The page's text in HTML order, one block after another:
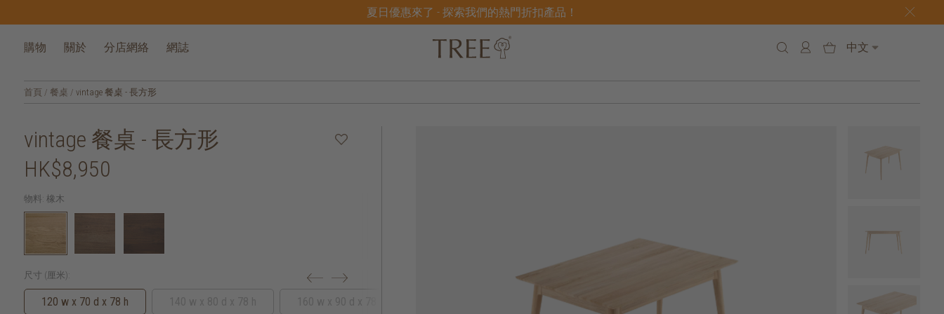
夏日優惠來了 - 探索我們的熱門折扣產品！
購物 關於 分店網絡 網誌 中文
首頁 / 餐桌 / vintage 餐桌 - 長方形
vintage 餐桌 - 長方形
HK$8,950
物料: 橡木
尺寸 (厘米):
120 w x 70 d x 78 h 200 w x 100 d x 78 h